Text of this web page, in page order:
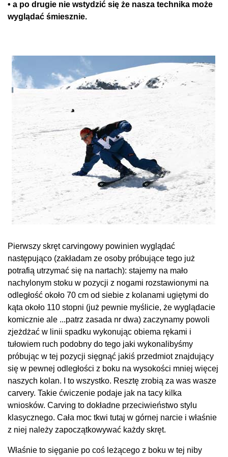
• a po drugie nie wstydzić się że nasza technika może
wyglądać śmiesznie.
Pierwszy skręt carvingowy powinien wyglądać
następująco (zakładam ze osoby próbujące tego już
potrafią utrzymać się na nartach): stajemy na mało
nachylonym stoku w pozycji z nogami rozstawionymi na
odległość około 70 cm od siebie z kolanami ugiętymi do
kąta około 110 stopni (już pewnie myślicie, że wyglądacie
komicznie ale ...patrz zasada nr dwa) zaczynamy powoli
zjeżdżać w linii spadku wykonując obiema rękami i
tułowiem ruch podobny do tego jaki wykonalibyśmy
próbując w tej pozycji sięgnąć jakiś przedmiot znajdujący
się w pewnej odległości z boku na wysokości mniej więcej
naszych kolan. I to wszystko. Resztę zrobią za was wasze
carvery. Takie ćwiczenie podaje jak na tacy kilka
wniosków. Carving to dokładne przeciwieństwo stylu
klasycznego. Cała moc tkwi tutaj w górnej narcie i właśnie
z niej należy zapoczątkowywać każdy skręt.
Właśnie to sięganie po coś leżącego z boku w tej niby